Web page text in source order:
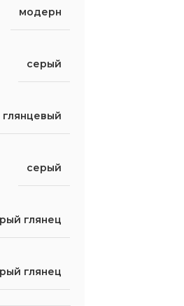
модерн
серый
глянцевый
серый
глянец
глянец